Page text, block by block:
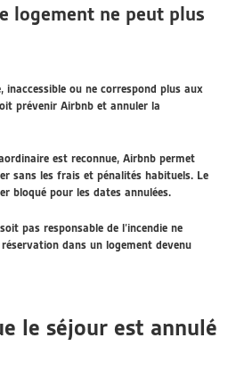
logement ne peut plus
inaccessible ou ne correspond plus aux
prévenir Airbnb et annuler la
est reconnue, Airbnb permet
sans les frais et pénalités habituels. Le
bloqué pour les dates annulées.
pas responsable de l’incendie ne
dans un logement devenu
le séjour est annulé